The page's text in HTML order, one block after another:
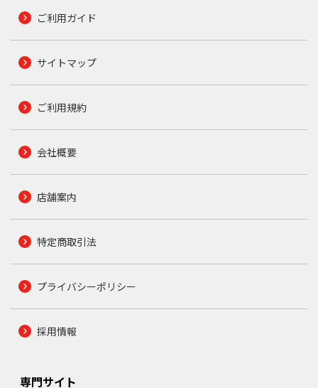
ご利用ガイド
サイトマップ
ご利用規約
会社概要
店舗案内
特定商取引法
プライバシーポリシー
採用情報
専門サイト